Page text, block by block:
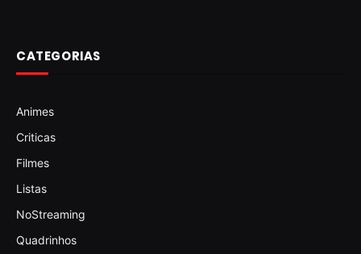
CATEGORIAS
Animes
Criticas
Filmes
Listas
NoStreaming
Quadrinhos